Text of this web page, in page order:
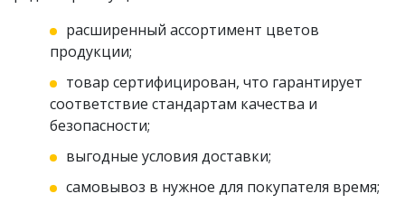
расширенный ассортимент цветов
продукции;
товар сертифицирован, что гарантирует
соответствие стандартам качества и
безопасности;
выгодные условия доставки;
самовывоз в нужное для покупателя время;